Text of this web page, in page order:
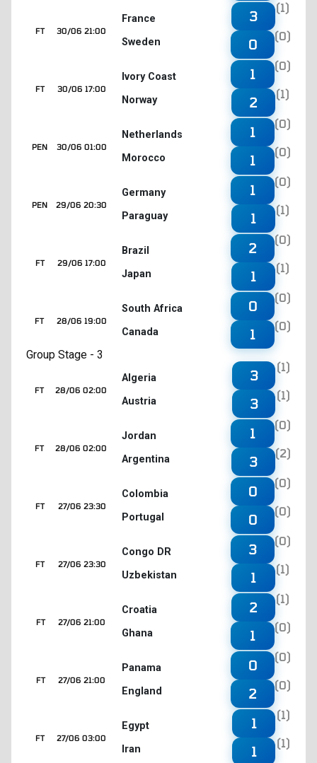
30/06 21:00
FT
France
Sweden
3
(1)
0
(0)
30/06 17:00
FT
Ivory Coast
Norway
1
(0)
2
(1)
30/06 01:00
PEN
Netherlands
Morocco
1
(0)
1
(0)
29/06 20:30
PEN
Germany
Paraguay
1
(0)
1
(1)
29/06 17:00
FT
Brazil
Japan
2
(0)
1
(1)
28/06 19:00
FT
South Africa
Canada
0
(0)
1
(0)
Group Stage - 3
28/06 02:00
FT
Algeria
Austria
3
(1)
3
(1)
28/06 02:00
FT
Jordan
Argentina
1
(0)
3
(2)
27/06 23:30
FT
Colombia
Portugal
0
(0)
0
(0)
27/06 23:30
FT
Congo DR
Uzbekistan
3
(0)
1
(1)
27/06 21:00
FT
Croatia
Ghana
2
(1)
1
(0)
27/06 21:00
FT
Panama
England
0
(0)
2
(0)
27/06 03:00
FT
Egypt
Iran
1
(1)
1
(1)